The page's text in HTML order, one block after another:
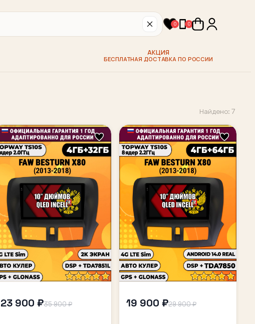
0 0
АКЦИЯ
БЕСПЛАТНАЯ ДОСТАВКА ПО РОССИИ
Найдено: 7
23 900 ₽35 900 ₽ 19 900 ₽29 900 ₽